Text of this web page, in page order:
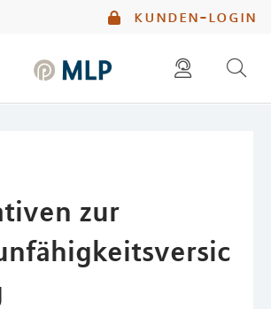
kunden-login
zur